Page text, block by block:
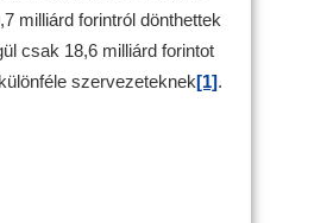
milliárd forintról dönthettek
csak 18,6 milliárd forintot
szervezeteknek[1].